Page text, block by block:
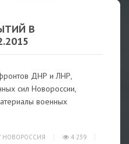
В
ДНР и ЛНР,
сил Новороссии,
военных
НОВОРОССИЯ
4 239